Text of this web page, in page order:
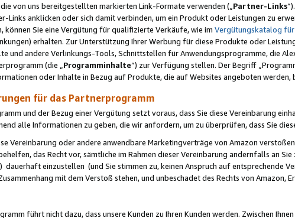
von uns bereitgestellten markierten Link-Formate verwenden („ Partner-Links“).
Links anklicken oder sich damit verbinden, um ein Produkt oder Leistungen zu
können Sie eine Vergütung für qualifizierte Verkäufe, wie im Vergütungskatalog
erhalten. Zur Unterstützung Ihrer Werbung für diese Produkte oder
und andere Verlinkungs-Tools, Schnittstellen für Anwendungsprogramme, die
(die „ Programminhalte“) zur Verfügung stellen. Der Begriff
oder Inhalte in Bezug auf Produkte, die auf Websites angeboten werden,
für das Partnerprogramm
und der Bezug einer Vergütung setzt voraus, dass Sie diese Vereinbarung
alle Informationen zu geben, die wir anfordern, um zu überprüfen, dass Sie
Vereinbarung oder andere anwendbare Marketingverträge von Amazon
das Recht vor, sämtliche im Rahmen dieser Vereinbarung andernfalls an
dauerhaft einzustellen (und Sie stimmen zu, keinen Anspruch auf entsprechende
mit dem Verstoß stehen, und unbeschadet des Rechts von Amazon,
führt nicht dazu, dass unsere Kunden zu Ihren Kunden werden. Zwischen